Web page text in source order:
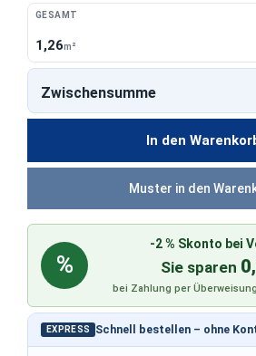
GESAMT
1,26m²
In den
EXPRESS Schnell bestellen – ohne
Zwischensumme
%
-2 % Skonto bei
Sie sparen
bei Zahlung per
Muster in den